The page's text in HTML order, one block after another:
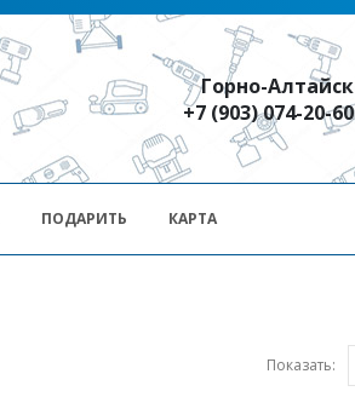
Горно-Алтайск
+7 (903) 074-20-60
ПОДАРИТЬ КАРТА
Показать: